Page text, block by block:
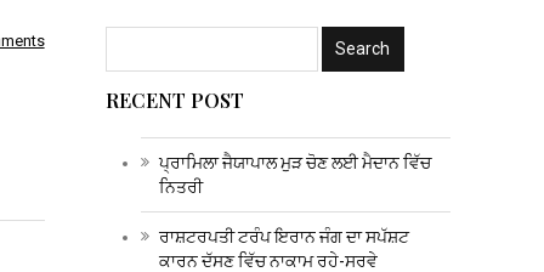
RECENT POST
ਪ੍ਰਾਮਿਲਾ ਜੈਯਾਪਾਲ ਮੁੜ ਚੋਣ ਲਈ ਮੈਦਾਨ ਵਿੱਚ
ਨਿਤਰੀ
ਰਾਸ਼ਟਰਪਤੀ ਟਰੰਪ ਇਰਾਨ ਜੰਗ ਦਾ ਸਪੱਸ਼ਟ
ਕਾਰਨ ਦੱਸਣ ਵਿੱਚ ਨਾਕਾਮ ਰਹੇ-ਸਰਵੇ